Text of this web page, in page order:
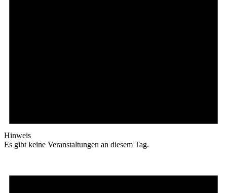
Hinweis
Es gibt keine Veranstaltungen an diesem Tag.